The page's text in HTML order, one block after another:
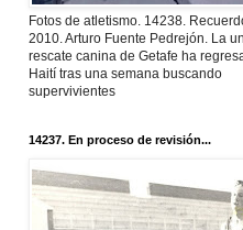
Fotos de atletismo. 14238.
2010. Arturo Fuente Pedrejón. La
rescate canina de Getafe ha
Haití tras una semana buscando
supervivientes
14237. En proceso de revisión...